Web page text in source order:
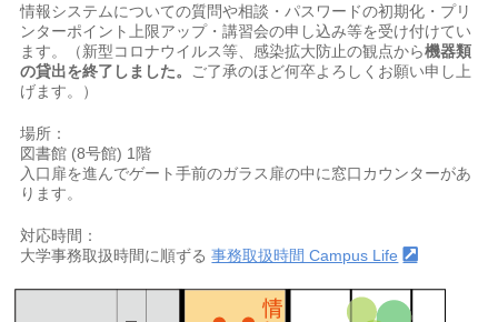
情報システムについての質問や相談・パスワードの初期化・プリ
ンターポイント上限アップ・講習会の申し込み等を受け付けてい
ます。（新型コロナウイルス等、感染拡大防止の観点から機器類
の貸出を終了しました。 ご了承のほど何卒よろしくお願い申し上
げます。）
場所：
図書館 (8号館) 1階
入口扉を進んでゲート手前のガラス扉の中に窓口カウンターがあ
ります。
対応時間：
大学事務取扱時間に順ずる事務取扱時間 Campus Life